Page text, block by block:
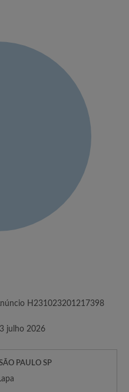
H231023201217398
julho 2026
PAULO SP